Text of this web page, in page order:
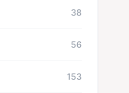
38
56
153